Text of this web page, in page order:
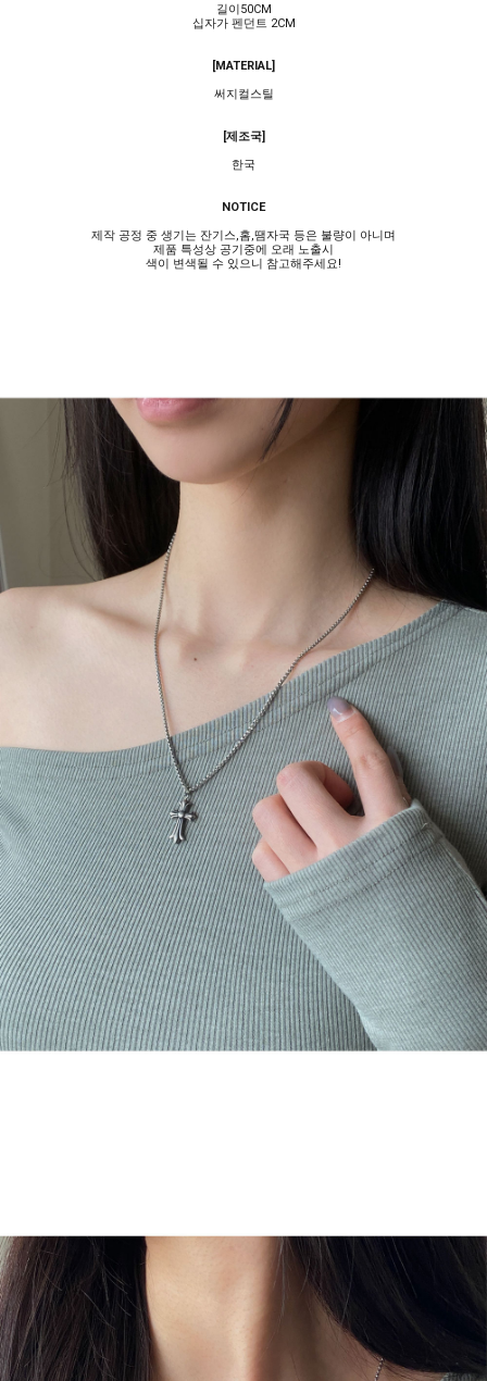
길이50CM
십자가 펜던트 2CM
[MATERIAL]
써지컬스틸
[제조국]
한국
NOTICE
제작 공정 중 생기는 잔기스,홈,땜자국 등은 불량이 아니며
제품 특성상 공기중에 오래 노출시
색이 변색될 수 있으니 참고해주세요!